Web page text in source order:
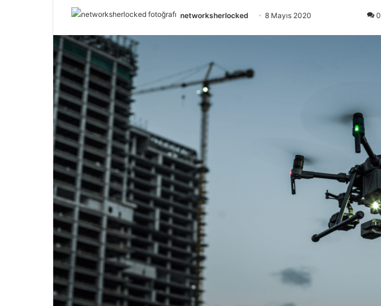
networksherlocked 8 Mayıs 2020 0